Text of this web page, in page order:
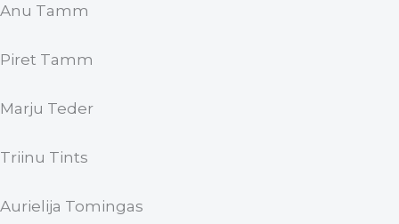
Anu Tamm
Piret Tamm
Marju Teder
Triinu Tints
Aurielija Tomingas